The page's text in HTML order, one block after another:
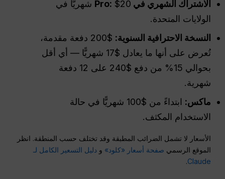
الاشتراك الشهري في Pro:
$20 شهريًّا في
الولايات المتحدة.
النسخة الاحترافية السنوية:
$200 دفعة مقدمة،
تُعرض على أنها ما يعادل $17 شهريًّا — أي أقل
بحوالي 15% من دفع $240 على 12 دفعة
شهرية.
ماكس:
ابتداءً من $100 شهريًّا في حالة
الاستخدام المكثف.
الأسعار لا تشمل الضرائب المطبقة وقد تختلف حسب المنطقة. انظر
الموقع الرسمي صفحة أسعار «كلود» ودليل التسعير الكامل لـ
Claude
.